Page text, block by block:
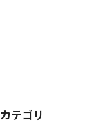
カテゴリ